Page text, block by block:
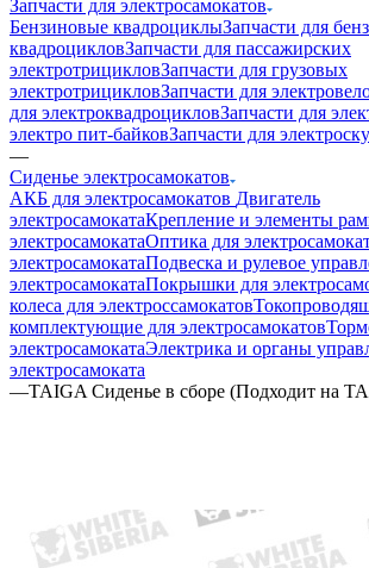
Запчасти для электросамокатов
Бензиновые квадроциклыЗапчасти для
квадроцикловЗапчасти для пассажирских
электротрицикловЗапчасти для грузовых
электротрицикловЗапчасти для
для электроквадроцикловЗапчасти для
электро пит-байковЗапчасти для
—
Сиденье электросамокатов
АКБ для электросамокатов Двигатель
электросамокатаКрепление и элементы
электросамокатаОптика для
электросамокатаПодвеска и рулевое
электросамокатаПокрышки для
колеса для электроссамокатов
комплектующие для электросамокатов
электросамокатаЭлектрика и органы
электросамоката
—TAIGA Сиденье в сборе (Подходит на